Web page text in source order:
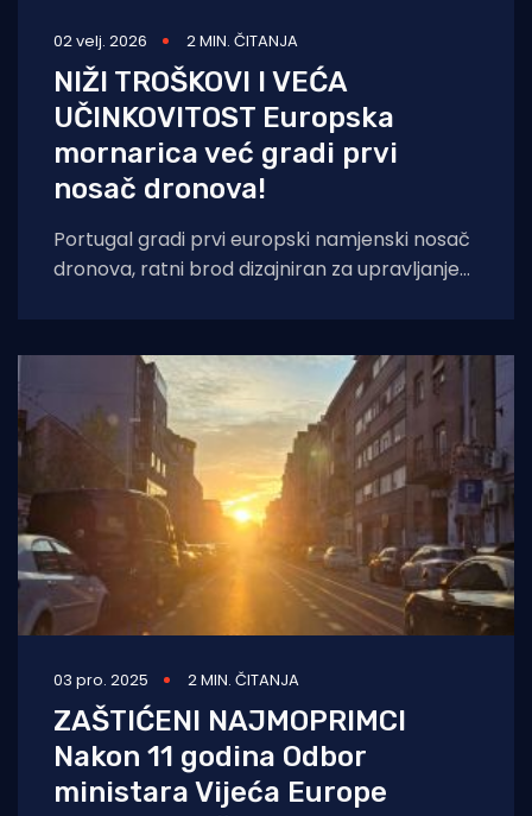
02 velj. 2026 2 MIN. ČITANJA
NIŽI TROŠKOVI I VEĆA
UČINKOVITOST Europska
mornarica već gradi prvi
nosač dronova!
Portugal gradi prvi europski namjenski nosač
dronova, ratni brod dizajniran za upravljanje
03 pro. 2025 2 MIN. ČITANJA
ZAŠTIĆENI NAJMOPRIMCI
Nakon 11 godina Odbor
ministara Vijeća Europe